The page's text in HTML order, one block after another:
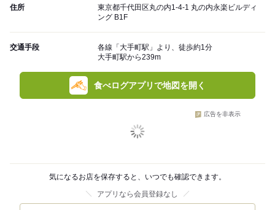
住所
東京都千代田区丸の内1-4-1 丸の内永楽ビルディ
ング B1F
交通手段
各線「大手町駅」より、徒歩約1分
大手町駅から239m
食べログアプリで地図を開く
広告を非表示
気になるお店を保存すると、いつでも確認できます。
アプリなら会員登録なし